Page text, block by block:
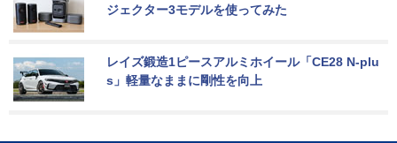
ジェクター3モデルを使ってみた
レイズ鍛造1ピースアルミホイール「CE28 N-plu
s」軽量なままに剛性を向上